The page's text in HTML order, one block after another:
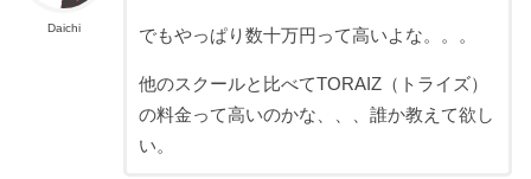
Daichi でもやっぱり数十万円って高いよな。。。
他のスクールと比べてTORAIZ（トライズ）
の料金って高いのかな、、、誰か教えて欲し
い。